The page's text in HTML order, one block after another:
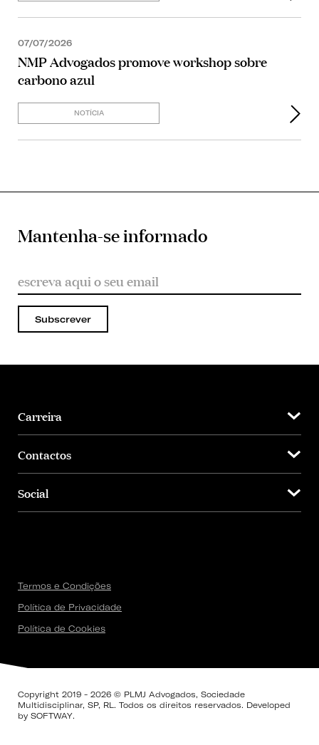
07/07/2026
NMP Advogados promove workshop sobre
carbono azul
NOTÍCIA
Mantenha-se informado
Subscrever
Carreira
Contactos
Social
Termos e Condições
Política de Privacidade
Política de Cookies
Copyright 2019 - 2026 © PLMJ Advogados, Sociedade
Multidisciplinar, SP, RL. Todos os direitos reservados. Developed
by SOFTWAY.